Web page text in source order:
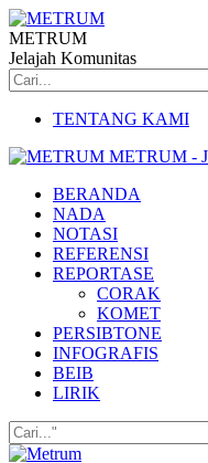
METRUM
Jelajah Komunitas
TENTANG KAMI
METRUM -
BERANDA
NADA
NOTASI
REFERENSI
REPORTASE
CORAK
KOMET
PERSIBTONE
INFOGRAFIS
BEIB
LIRIK